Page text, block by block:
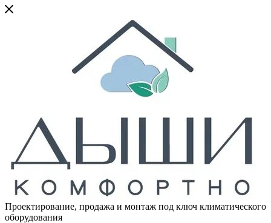
Проектирование, продажа и монтаж под ключ климатического
оборудования